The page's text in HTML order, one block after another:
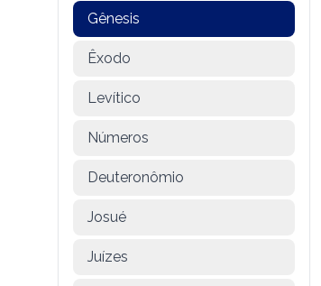
Gênesis
Êxodo
Levítico
Números
Deuteronômio
Josué
Juízes